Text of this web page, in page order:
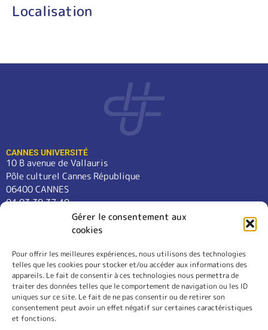
Gérer le consentement aux
cookies
Pour offrir les meilleures expériences, nous utilisons des technologies
telles que les cookies pour stocker et/ou accéder aux informations des
appareils. Le fait de consentir à ces technologies nous permettra de
traiter des données telles que le comportement de navigation ou les ID
uniques sur ce site. Le fait de ne pas consentir ou de retirer son
consentement peut avoir un effet négatif sur certaines caractéristiques
et fonctions.
Localisation
CANNES UNIVERSITÉ
10 B avenue de Vallauris
Pôle culturel Cannes République
06400 CANNES
04 93 38 37 49
contact@cannes-universite.fr
COURS
LANGUES
CONFÉRENCES
SORTIES
L’ASSOCIATION